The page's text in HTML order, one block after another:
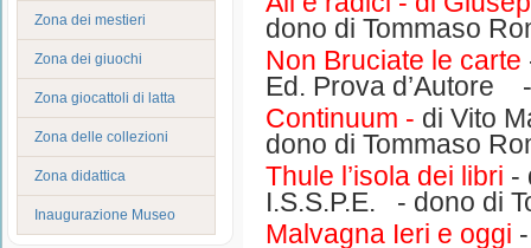
Zona dei mestieri
Zona dei giuochi
Zona giocattoli di latta
Zona delle collezioni
Zona didattica
Inaugurazione Museo
dono di Tommaso
Non Bruciate le carte
Ed. Prova d’Autore
Continuum - di Vito
dono di Tommaso
Thule l’isola dei libri -
I.S.S.P.E. - dono di
Malvagna Ieri e oggi